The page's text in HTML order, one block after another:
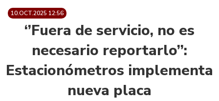
10.OCT.2025 12:56
‘’Fuera de servicio, no es
necesario reportarlo’’:
Estacionómetros implementa
nueva placa